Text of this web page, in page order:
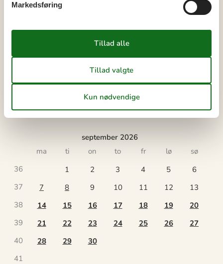
ma
sø
5 6
33
10 11 12 13 14 15
16
26 27 28
36
september 2026
ma
ti on to fr lø
sø
36
1 2 3 4 5
6
37
7 8 9 10 11 12
13
38
14 15 16 17 18 19
20
39
21 22 23 24 25 26
27
40
28 29
30
41
Markedsføring